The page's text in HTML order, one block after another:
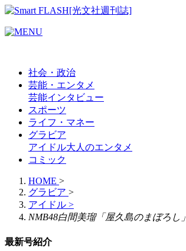
社会・政治
芸能・エンタメ
芸能インタビュー
スポーツ
ライフ・マネー
グラビア
アイドル大人のエンタメ
コミック
HOME >
グラビア >
アイドル >
NMB48白間美瑠「屋久島のまぼろし」
最新号紹介